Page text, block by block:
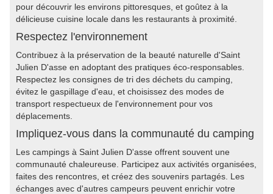
pour découvrir les environs pittoresques, et goûtez à la
délicieuse cuisine locale dans les restaurants à proximité.
Respectez l'environnement
Contribuez à la préservation de la beauté naturelle d'Saint
Julien D'asse en adoptant des pratiques éco-responsables.
Respectez les consignes de tri des déchets du camping,
évitez le gaspillage d'eau, et choisissez des modes de
transport respectueux de l'environnement pour vos
déplacements.
Impliquez-vous dans la communauté du camping
Les campings à Saint Julien D'asse offrent souvent une
communauté chaleureuse. Participez aux activités organisées,
faites des rencontres, et créez des souvenirs partagés. Les
échanges avec d'autres campeurs peuvent enrichir votre